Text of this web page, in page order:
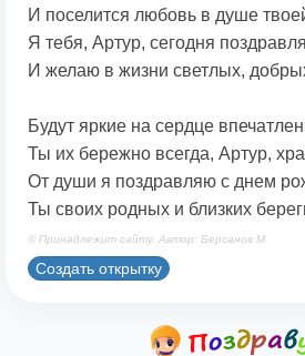
И поселится любовь в душе
Я тебя, Артур, сегодня
И желаю в жизни светлых,
Будут яркие на сердце
Ты их бережно всегда, Артур,
От души я поздравляю с днем
Ты своих родных и близких
© Принадлежит сайту. Автор: Берсанов М.
Создать открытку